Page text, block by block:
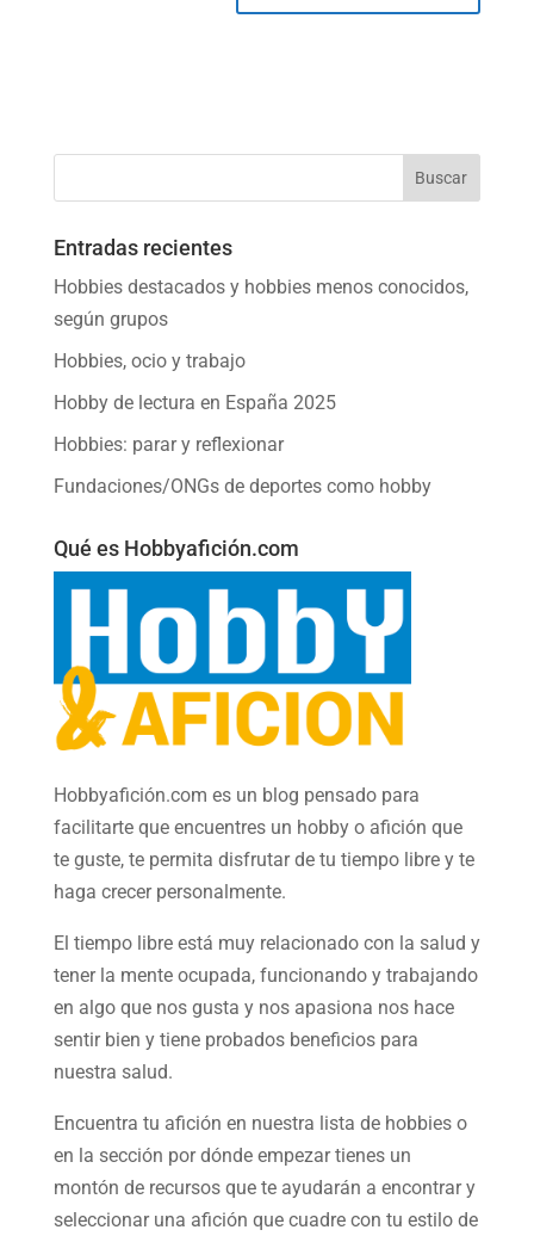
Entradas recientes
Hobbies destacados y hobbies menos conocidos,
según grupos
Hobbies, ocio y trabajo
Hobby de lectura en España 2025
Hobbies: parar y reflexionar
Fundaciones/ONGs de deportes como hobby
Qué es Hobbyafición.com
Hobbyafición.com es un blog pensado para
facilitarte que encuentres un hobby o afición que
te guste, te permita disfrutar de tu tiempo libre y te
haga crecer personalmente.
El tiempo libre está muy relacionado con la salud y
tener la mente ocupada, funcionando y trabajando
en algo que nos gusta y nos apasiona nos hace
sentir bien y tiene probados beneficios para
nuestra salud.
Encuentra tu afición en nuestra lista de hobbieso
en la sección por dónde empezar tienes un
montón de recursos que te ayudarán a encontrar y
seleccionar una afición que cuadre con tu estilo de